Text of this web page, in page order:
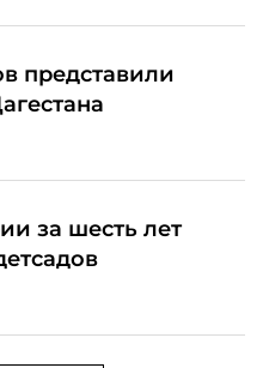
представили
за шесть лет